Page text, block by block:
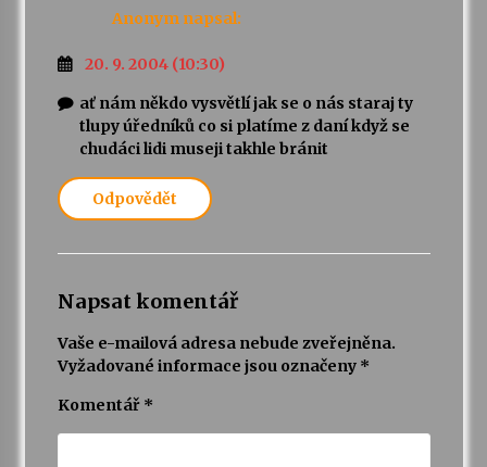
Anonym napsal:
20. 9. 2004 (10:30)
ať nám někdo vysvětlí jak se o nás staraj ty
tlupy úředníků co si platíme z daní když se
chudáci lidi museji takhle bránit
Odpovědět
Napsat komentář
Vaše e-mailová adresa nebude zveřejněna.
Vyžadované informace jsou označeny *
Komentář *